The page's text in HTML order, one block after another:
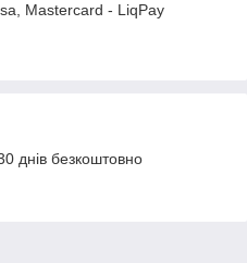
Mastercard - LiqPay
днів безкоштовно